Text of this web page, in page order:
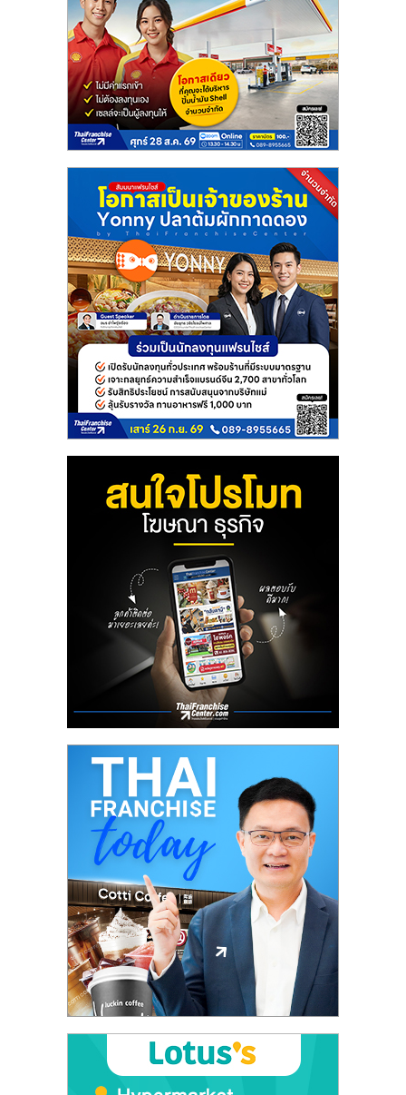
ปรึกษา
การ
ลงทุน
และ
ขยาย
ศูนย์
ไชส์
พร้อม
ทำเล
สำหรับ